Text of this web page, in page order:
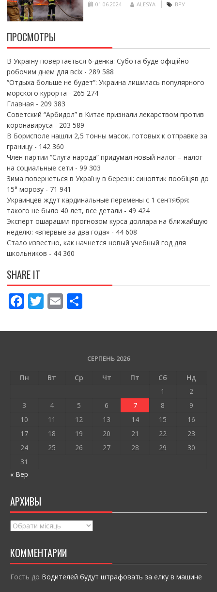
01.06.2024 ALESYA ВРУ
ПРОСМОТРЫ
В Україну повертається 6-денка: Субота буде офіційно
робочим днем для всіх- 289 588
“Отдыха больше не будет”: Украина лишилась популярного
морского курорта - 265 274
Главная - 209 383
Советский “Арбидол” в Китае признали лекарством против
коронавируса - 203 589
В Борисполе нашли 2,5 тонны масок, готовых к отправке за
границу- 142 360
Член партии “Слуга народа” придумал новый налог – налог
на социальные сети - 99 303
Зима повернеться в Україну в березні: синоптик пообіцяв до
15° морозу- 71 941
Украинцев ждут кардинальные перемены с 1 сентября:
такого не было 40 лет, все детали - 49 424
Эксперт ошарашил прогнозом курса доллара на ближайшую
неделю: «впервые за два года»- 44 608
Стало известно, как начнется новый учебный год для
школьников - 44 360
SHARE IT
F
e
o
T
itt
E
ai
П
ді
и
т
СЕРПЕНЬ 2026
Пн Вт Ср Чт Пт Сб
Нд
1
2
3
4 5 6 7 8
9
10
11 12 13 14 15
16
17
18 19 20 21 22
23
24
25 26 27 28 29
30
31
« Вер
АРХИВЫ
Архивы
КОММЕНТАРИИ
Гость до Водителей будут штрафовать за елку в машине